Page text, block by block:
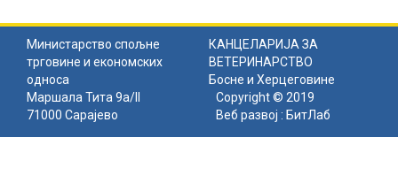
Министарство спољне
трговине и економских
односа
КАНЦЕЛАРИЈА ЗА
ВЕТЕРИНАРСТВО
Босне и Херцеговине
Маршала Тита 9а/II
71000 Сарајево
Copyright © 2019
Веб развој : БитЛаб